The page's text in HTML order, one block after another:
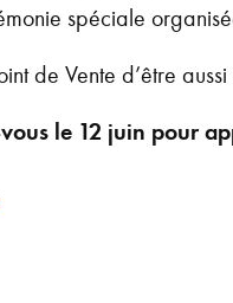
spéciale
de Vente d’être
le 12 juin pour